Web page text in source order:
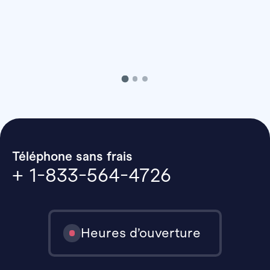
Téléphone sans frais
+ 1-833-564-4726
Heures d’ouverture